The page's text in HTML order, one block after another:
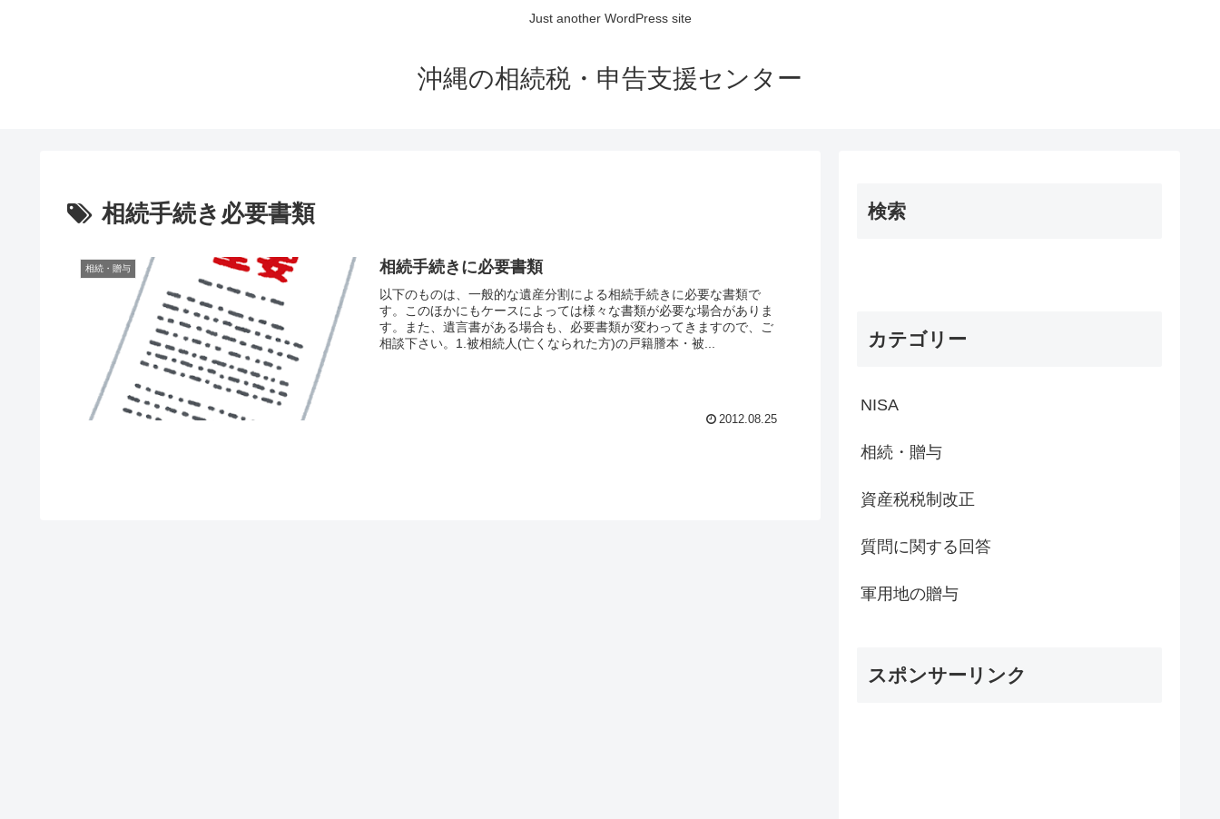
Just another WordPress site
沖縄の相続税・申告支援センター
相続手続き必要書類
相続・贈与 相続手続きに必要書類
以下のものは、一般的な遺産分割による相続手続きに必要な書類で
す。このほかにもケースによっては様々な書類が必要な場合がありま
す。また、遺言書がある場合も、必要書類が変わってきますので、ご
相談下さい。1.被相続人(亡くなられた方)の戸籍謄本・被...
2012.08.25
検索
カテゴリー
NISA
相続・贈与
資産税税制改正
質問に関する回答
軍用地の贈与
スポンサーリンク